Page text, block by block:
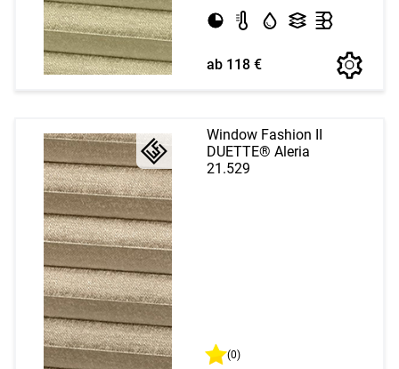
ab 118 €
Window Fashion II
DUETTE® Aleria
21.529
(0)